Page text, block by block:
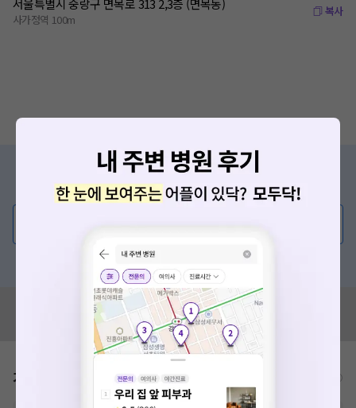
서울특별시 중랑구 면목로 313 2,3층 (면목동)
사가정역 100m
복사
증상/치료, 궁금한 점이 있나요?
의사가 직접 답해드려요!
혹은, 의료상담 서비스에 다양한 게시글 보러가기
혹시 잘못된 병원정보가 있나요?
모두닥 팀에 알려주세요!
가격표